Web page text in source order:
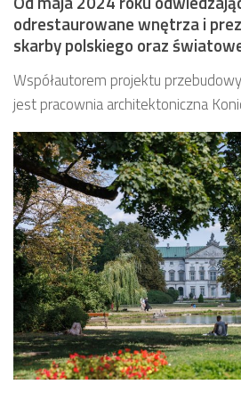
odrestaurowane wnętrza i
skarby polskiego oraz
Współautorem projektu
jest pracownia architektoniczna